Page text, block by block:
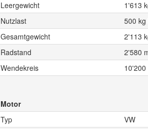
Leergewicht
1'613
Nutzlast
500 kg
Gesamtgewicht
2'113
Radstand
2'580
Wendekreis
10'200
Motor
Typ
VW